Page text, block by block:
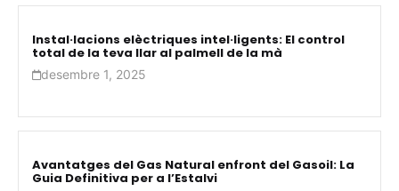
Instal·lacions elèctriques intel·ligents: El control
total de la teva llar al palmell de la mà
desembre 1, 2025
Avantatges del Gas Natural enfront del Gasoil: La
Guia Definitiva per a l’Estalvi